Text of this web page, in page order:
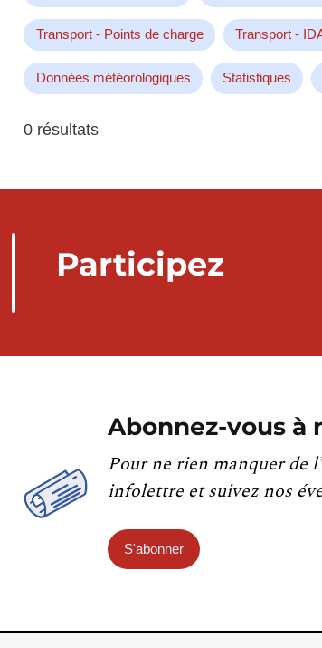
Transport - Points de charge Transport -
Données météorologiques Statistiques
0 résultats
Participez
Abonnez-vous
Pour ne rien manquer de
infolettre et suivez nos
S'abonner